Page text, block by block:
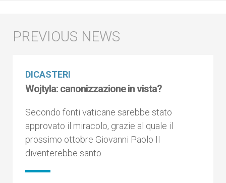
DICASTERI
Wojtyla: canonizzazione in vista?
Secondo fonti vaticane sarebbe stato
approvato il miracolo, grazie al quale il
prossimo ottobre Giovanni Paolo II
diventerebbe santo